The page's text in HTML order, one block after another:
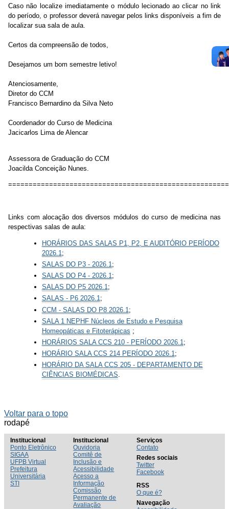
Caso não localize imediatamente o módulo lecionado ao clicar no link
do período, o professor deverá navegar pelos links disponíveis a fim de
localizar sua sala de aula.
Certos da compreensão de todos,
Desejamos um bom semestre letivo!
Atenciosamente,
Diretor do CCM
Francisco Bernardino da Silva Neto
Coordenador do Curso de Medicina
Jacicarlos Lima de Alencar
Assessora de Graduação do CCM
Joacilda Conceição Nunes.
Links com alocação dos diversos módulos do curso de medicina nas
respectivas salas de aula:
HORÁRIOS DAS SALAS P1, P2, E AUDITÓRIO PERÍODO
2026.1 ;
SALAS DO P3 - 2026.1 ;
SALAS DO P4 - 2026.1;
SALAS DO P5 2026.1;
SALAS - P6 2026.1;
CCM - SALAS DO P8 2026.1 ;
SALA 1 NEPHF Núcleos de Estudo e Pesquisa
Homeopáticas e Fitoterápicas ;
HORÁRIOS SALA CCS 210 - PERÍODO 2026.1;
HORÁRIO SALA CCS 214 PERÍODO 2026.1;
HORÁRIO DA SALA CCS 205 - DEPARTAMENTO DE
CIÊNCIAS BIOMÉDICAS.
Voltar para o topo
rodapé
Institucional
Ponto Eletrônico
SIGAA
UFPB Virtual
Prefeitura
Universitária
STI
Institucional
Ouvidoria
Comitê de
Inclusão e
Acessibilidade
Acesso a
Informação
Comissão
Permanente de
Avaliação
Serviços
Contato
Redes sociais
Twitter
Facebook
RSS
O que é?
Navegação